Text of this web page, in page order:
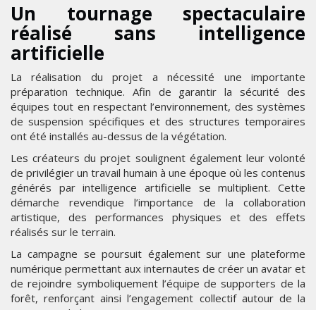
Un tournage spectaculaire
réalisé sans intelligence
artificielle
La réalisation du projet a nécessité une importante
préparation technique. Afin de garantir la sécurité des
équipes tout en respectant l’environnement, des systèmes
de suspension spécifiques et des structures temporaires
ont été installés au-dessus de la végétation.
Les créateurs du projet soulignent également leur volonté
de privilégier un travail humain à une époque où les contenus
générés par intelligence artificielle se multiplient. Cette
démarche revendique l’importance de la collaboration
artistique, des performances physiques et des effets
réalisés sur le terrain.
La campagne se poursuit également sur une plateforme
numérique permettant aux internautes de créer un avatar et
de rejoindre symboliquement l’équipe de supporters de la
forêt, renforçant ainsi l’engagement collectif autour de la